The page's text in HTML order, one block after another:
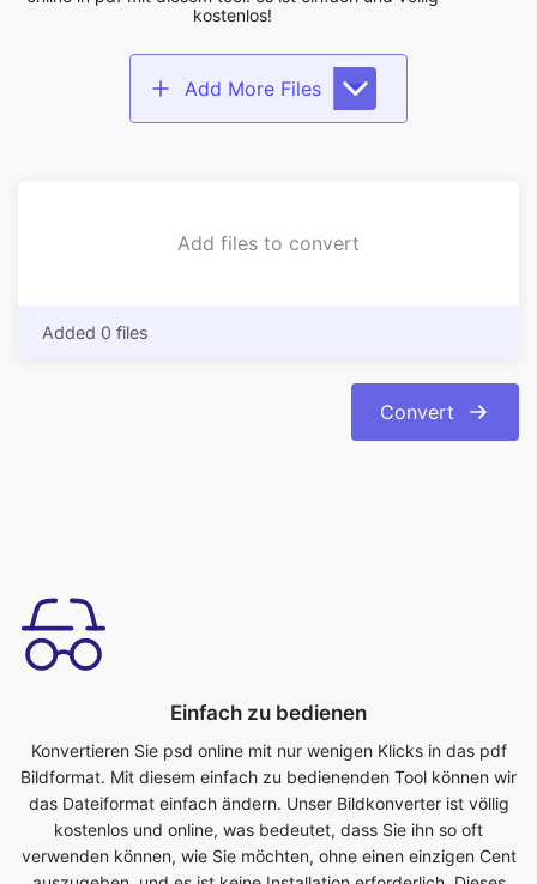
Konvertieren Sie psd online mit nur wenigen Klicks in das pdf
Bildformat. Mit diesem einfach zu bedienenden Tool können wir
kostenlos und online, was bedeutet, dass Sie ihn so oft
verwenden können, wie Sie möchten, ohne einen einzigen Cent
auszugeben, und es ist keine Installation erforderlich. Dieses
Tool ist einfach zu bedienen, Sie müssen nur die Originaldatei
hochladen und erhalten eine konvertierte Bilddatei im pdf-
Format.